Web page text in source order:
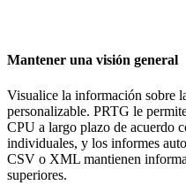
Mantener una visión general
Visualice la información sobre
personalizable. PRTG le
CPU a largo plazo de acuerdo
individuales, y los informes
CSV o XML mantienen
superiores.